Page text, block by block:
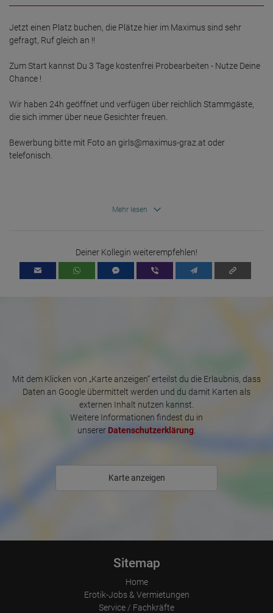
user's browser is not merged with other data from Google.
Information collected on visitor behavior is as follows:
Origin (country and city)
Language
Device (PC, tablet PC or smartphone)
Browser and any add-ons used
Resolution of the computer
Which files were downloaded?
Which videos were watched?
Were any advertising banners clicked?
portal or did he leave it completely?
How long did the visitor stay?
Jetzt einen Platz buchen, die Plätze hier im Maximus sind sehr
gefragt, Ruf gleich an !!
Zum Start kannst Du 3 Tage kostenfrei Probearbeiten - Nutze Deine
Chance !
Wir haben 24h geöffnet und verfügen über reichlich Stammgäste,
die sich immer über neue Gesichter freuen.
Bewerbung bitte mit Foto an girls@maximus-graz.at oder
telefonisch.
Mehr lesen
Deiner Kollegin weiterempfehlen!
Mit dem Klicken von „Karte anzeigen“ erteilst du die Erlaubnis, dass
Daten an Google übermittelt werden und du damit Karten als
externen Inhalt nutzen kannst.
Weitere Informationen findest du in
unserer Datenschutzerklärung
Karte anzeigen
Sitemap
Home
Erotik-Jobs & Vermietungen
Service / Fachkräfte